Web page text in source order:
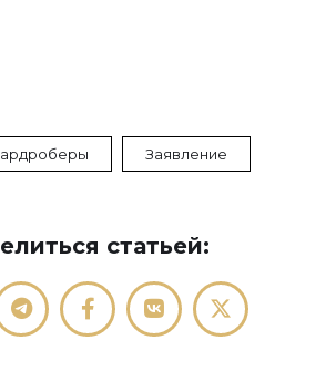
Заявление
статьей: